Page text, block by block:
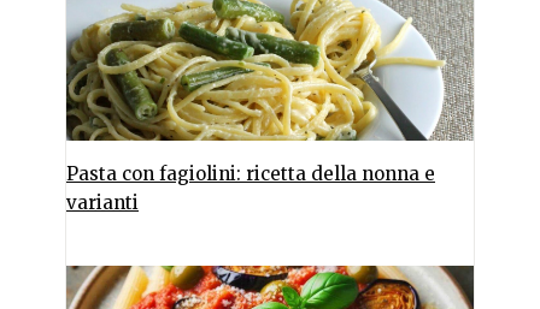
Pasta con fagiolini: ricetta della nonna e
varianti